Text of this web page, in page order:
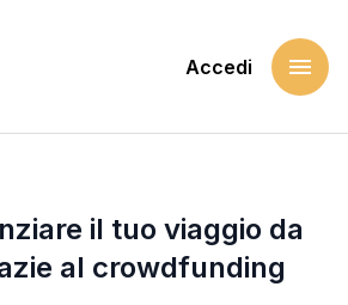
Accedi menu
il tuo viaggio da
al crowdfunding